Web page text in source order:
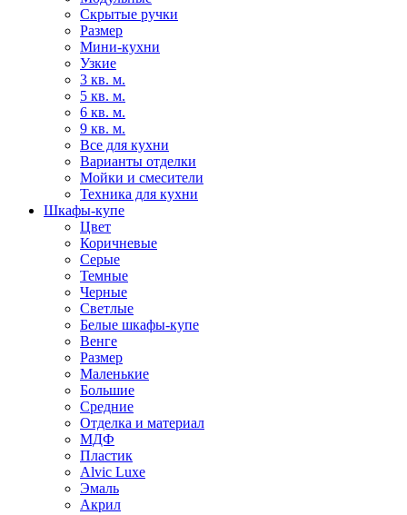
Скрытые ручки
Размер
Мини-кухни
Узкие
3 кв. м.
5 кв. м.
6 кв. м.
9 кв. м.
Все для кухни
Варианты отделки
Мойки и смесители
Техника для кухни
Шкафы-купе
Цвет
Коричневые
Серые
Темные
Черные
Светлые
Белые шкафы-купе
Венге
Размер
Маленькие
Большие
Средние
Отделка и материал
МДФ
Пластик
Alvic Luxe
Эмаль
Акрил